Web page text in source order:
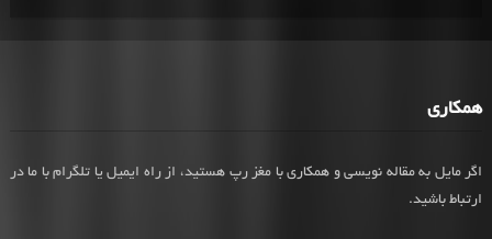
همکاری
اگر مایل به مقاله نویسی و همکاری با مغز رپ هستید، از راه ایمیل یا تلگرام با ما در
ارتباط باشید.